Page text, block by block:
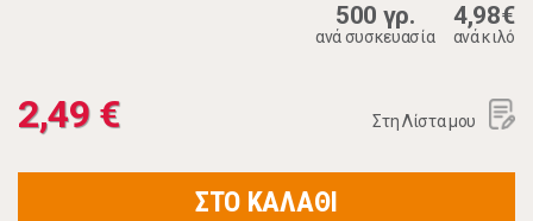
500 γρ.
ανά συσκευασία
4,98€
ανά κιλό
2,49 € Στη Λίστα μου
ΣΤΟ ΚΑΛΑΘΙ